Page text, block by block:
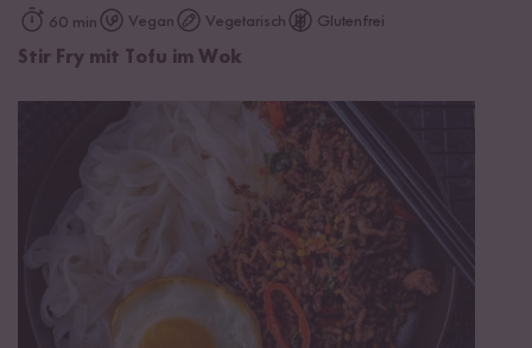
60 min Vegan Vegetarisch Glutenfrei
Stir Fry mit Tofu im Wok